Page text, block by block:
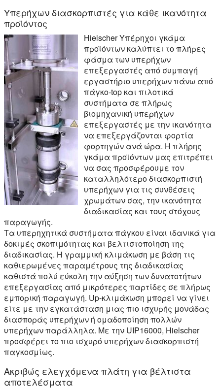
Υπερήχων διασκορπιστές για κάθε ικανότητα
προϊόντος
Hielscher Υπέρηχοι γκάμα
προϊόντων καλύπτει το πλήρες
φάσμα των υπερήχων
επεξεργαστές από συμπαγή
εργαστήριο υπερήχων πάνω από
πάγκο-top και πιλοτικά
συστήματα σε πλήρως
βιομηχανική υπερήχων
επεξεργαστές με την ικανότητα
να επεξεργάζονται φορτία
φορτηγών ανά ώρα. Η πλήρης
γκάμα προϊόντων μας επιτρέπει
να σας προσφέρουμε τον
καταλληλότερο διασκορπιστή
υπερήχων για τις συνθέσεις
χρωμάτων σας, την ικανότητα
διαδικασίας και τους στόχους
παραγωγής.
Τα υπερηχητικά συστήματα πάγκου είναι ιδανικά για
δοκιμές σκοπιμότητας και βελτιστοποίηση της
διαδικασίας. Η γραμμική κλιμάκωση με βάση τις
καθιερωμένες παραμέτρους της διαδικασίας
καθιστά πολύ εύκολη την αύξηση των δυνατοτήτων
επεξεργασίας από μικρότερες παρτίδες σε πλήρως
εμπορική παραγωγή. Up-κλιμάκωση μπορεί να γίνει
είτε με την εγκατάσταση μιας πιο ισχυρής μονάδας
διασποράς υπερήχων ή ομαδοποίηση πολλών
υπερήχων παράλληλα. Με την UIP16000, Hielscher
προσφέρει το πιο ισχυρό υπερήχων διασκορπιστή
παγκοσμίως.
Ακριβώς ελεγχόμενα πλάτη για βέλτιστα
αποτελέσματα